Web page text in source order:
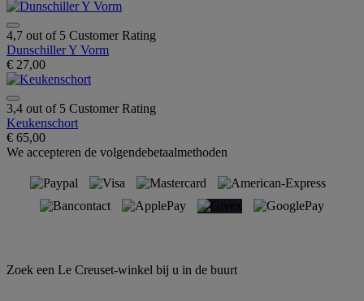
4,7 out of 5 Customer Rating
Dunschiller Y Vorm
€ 27,00
3,4 out of 5 Customer Rating
Keukenschort
€ 65,00
We accepteren de volgendebetaalmethoden
Zoek een Le Creuset-winkel bij u in de buurt